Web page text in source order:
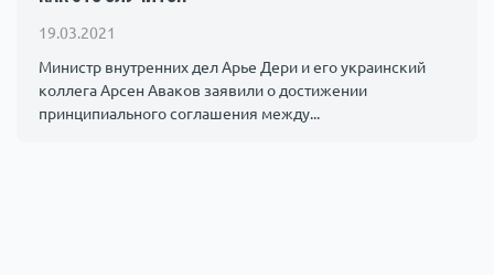
Происшествия
Армия
19.03.2021
Министр внутренних дел Арье Дери и его украинский
коллега Арсен Аваков заявили о достижении
принципиального соглашения между...